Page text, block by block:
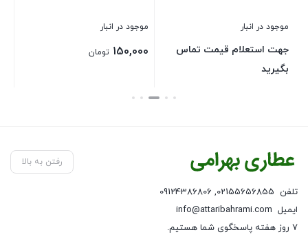
موجود در انبار
جهت استعلام قیمت تماس
بگیرید
موجود در انبار
150,000 تومان
بستن
رفتن به بالا
تلفن 02155656855
,
09124386806
ایمیل info@attaribahrami.com
۷ روز هفته پاسخگوی شما هستیم.